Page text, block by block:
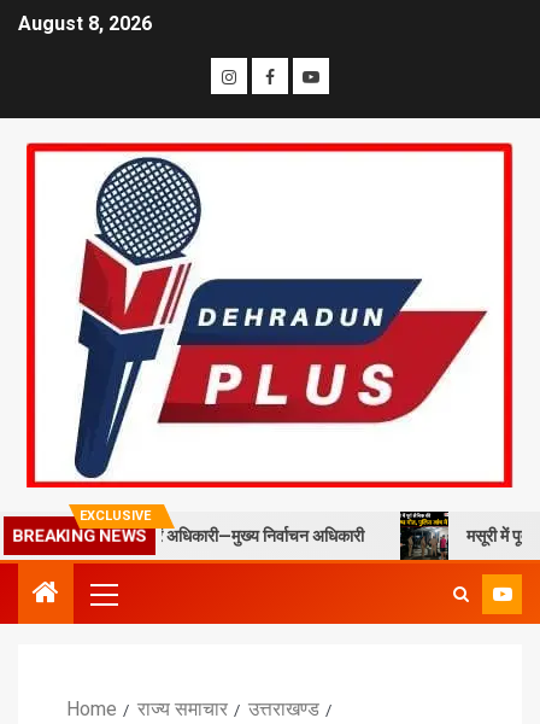
August 8, 2026
EXCLUSIVE
BREAKING NEWS
करें अधिकारी—मुख्य निर्वाचन अधिकारी मसूरी में पूर्व सैनिक की
Home राज्य समाचार
उत्तराखण्ड